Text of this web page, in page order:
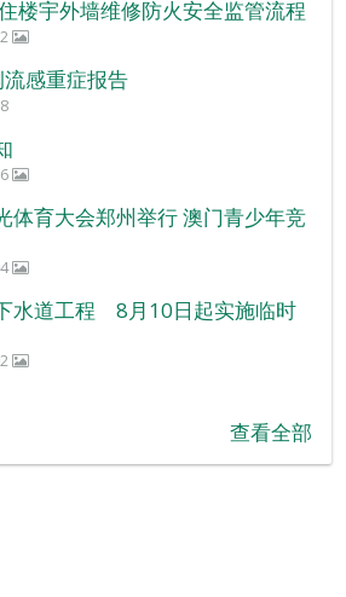
楼宇外墙维修防火安全监管流程
感重症报告
体育大会郑州举行 澳门青少年竞
水道工程 8月10日起实施临时
查看全部